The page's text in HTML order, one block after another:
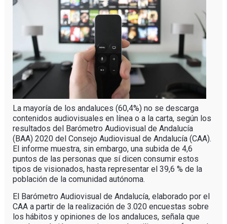
La mayoría de los andaluces (60,4%) no se descarga
contenidos audiovisuales en línea o a la carta, según los
resultados del Barómetro Audiovisual de Andalucía
(BAA) 2020 del Consejo Audiovisual de Andalucía (CAA).
El informe muestra, sin embargo, una subida de 4,6
puntos de las personas que sí dicen consumir estos
tipos de visionados, hasta representar el 39,6 % de la
población de la comunidad autónoma.
El Barómetro Audiovisual de Andalucía, elaborado por el
CAA a partir de la realización de 3.020 encuestas sobre
los hábitos y opiniones de los andaluces, señala que